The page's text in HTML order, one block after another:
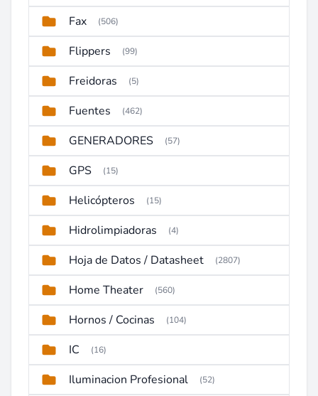
Fax (506)
Flippers (99)
Freidoras (5)
Fuentes (462)
GENERADORES (57)
GPS (15)
Helicópteros (15)
Hidrolimpiadoras (4)
Hoja de Datos / Datasheet (2807)
Home Theater (560)
Hornos / Cocinas (104)
IC (16)
Iluminacion Profesional (52)